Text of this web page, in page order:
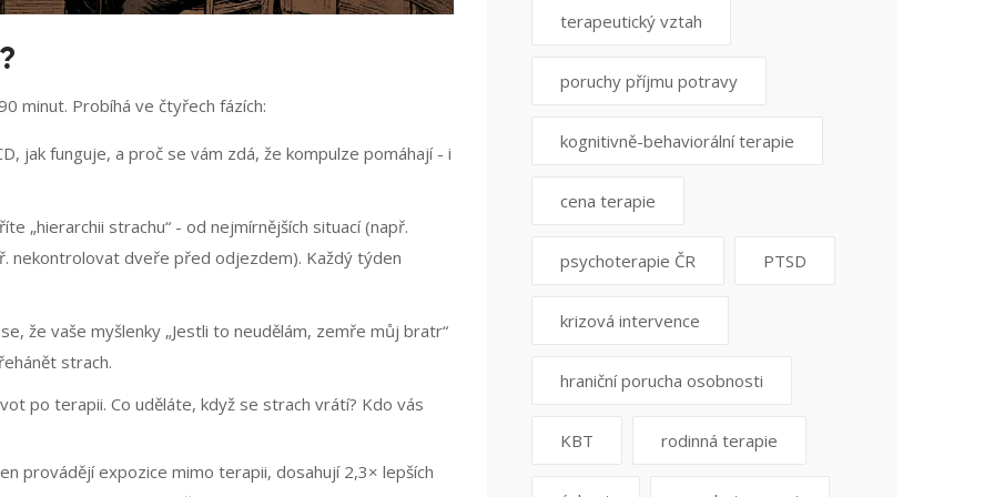
minut. Probíhá ve čtyřech fázích:
jak funguje, a proč se vám zdá, že kompulze pomáhají - i
„hierarchii strachu“ - od nejmírnějších situací (např.
nekontrolovat dveře před odjezdem). Každý týden
že vaše myšlenky „Jestli to neudělám, zemře můj bratr“
strach.
po terapii. Co uděláte, když se strach vrátí? Kdo vás
provádějí expozice mimo terapii, dosahují 2,3× lepších
terapeutický vztah
poruchy příjmu potravy
kognitivně-behaviorální terapie
cena terapie
psychoterapie ČR PTSD
krizová intervence
hraniční porucha osobnosti
KBT rodinná terapie